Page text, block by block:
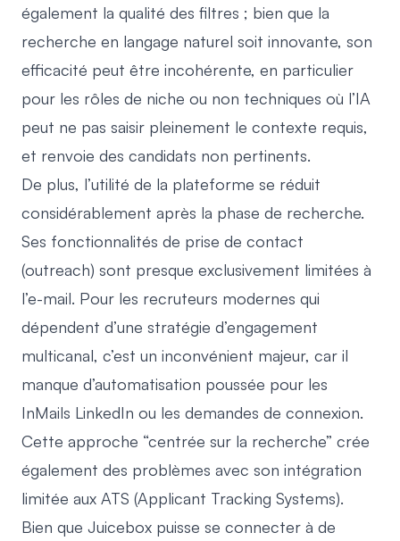
également la qualité des filtres ; bien que la
recherche en langage naturel soit innovante, son
efficacité peut être incohérente, en particulier
pour les rôles de niche ou non techniques où l’IA
peut ne pas saisir pleinement le contexte requis,
et renvoie des candidats non pertinents.
De plus, l’utilité de la plateforme se réduit
considérablement après la phase de recherche.
Ses fonctionnalités de prise de contact
(outreach) sont presque exclusivement limitées à
l’e-mail. Pour les recruteurs modernes qui
dépendent d’une stratégie d’engagement
multicanal, c’est un inconvénient majeur, car il
manque d’automatisation poussée pour les
InMails LinkedIn ou les demandes de connexion.
Cette approche “centrée sur la recherche” crée
également des problèmes avec son intégration
limitée aux ATS (Applicant Tracking Systems).
Bien que Juicebox puisse se connecter à de